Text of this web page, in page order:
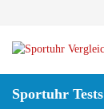
main
content
Sportuhr Tests